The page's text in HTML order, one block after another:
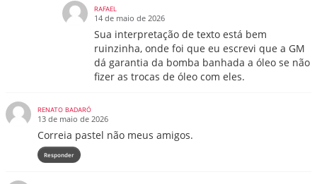
RAFAEL
14 de maio de 2026
Sua interpretação de texto está bem
ruinzinha, onde foi que eu escrevi que a GM
dá garantia da bomba banhada a óleo se não
fizer as trocas de óleo com eles.
RENATO BADARÓ
13 de maio de 2026
Correia pastel não meus amigos.
Responder